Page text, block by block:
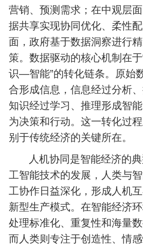
营销、预测需求；在中观层
据共享实现协同优化、柔性
面，政府基于数据洞察进行
策。数据驱动的核心机制在
识—智能”的转化链条。原始
合形成信息，信息经过分析
知识经过学习、推理形成智
为决策和行动。这一转化过
别于传统经济的关键所在。
人机协同是智能经济的
工智能技术的发展，人类与
工协作日益深化，形成人机
新型生产模式。在智能经济
处理标准化、重复性和海量
而人类则专注于创造性、情